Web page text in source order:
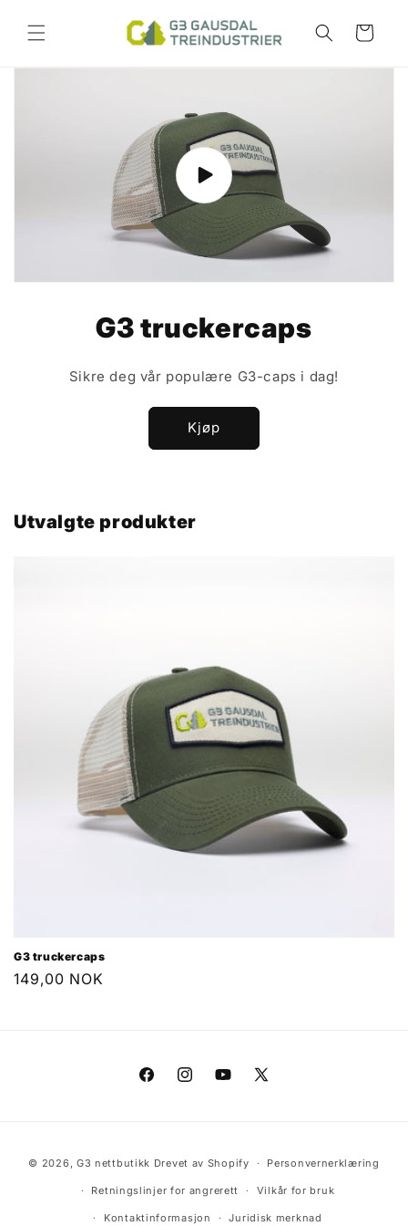
innholdet
Handlekurv
G3 truckercaps
Sikre deg vår populære G3-caps i dag!
Kjøp
Utvalgte produkter
G3 truckercaps
Vanlig
149,00 NOK
FacebookInstagramYouTube
X
© 2026, G3 nettbutikk Drevet av Shopify Personvernerklæring
Retningslinjer for angrerett Vilkår for bruk
Kontaktinformasjon Juridisk merknad